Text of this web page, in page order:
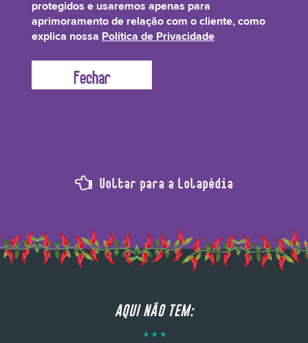
A Quinoa se tornou essencial na alimentação, faz bem pra pele e é ótima para
os fios. Sabendo disso, não poderíamos deixar faltar extrato de semente de
quinoa na composição do produto, pois ele proporciona nutrientes ao couro
cabeludo e ajuda a condicionar e amaciar o cabelo.
Voltar para a Lolapédia
AQUI NÃO TEM:
protegidos e usaremos apenas para
aprimoramento de relação com o cliente, como
explica nossa Política de Privacidade